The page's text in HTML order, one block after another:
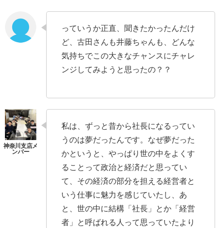
っていうか正直、聞きたかったんだけ
ど、古田さんも井藤ちゃんも、どんな
気持ちでこの大きなチャンスにチャレ
ンジしてみようと思ったの？？
私は、ずっと昔から社長になるってい
うのは夢だったんです。なぜ夢だった
かというと、やっぱり世の中をよくす
ることって政治と経済だと思ってい
て、その経済の部分を担える経営者と
いう仕事に魅力を感じていたし、あ
と、世の中に結構「社長」とか「経営
者」と呼ばれる人って思っていたより